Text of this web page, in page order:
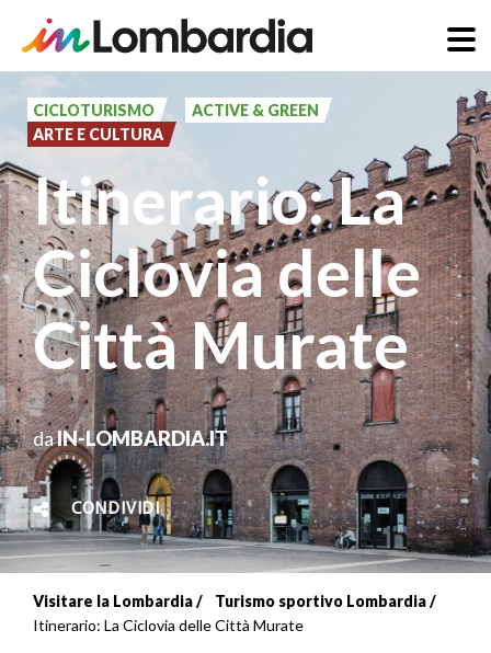
contenuto
principale
CICLOTURISMO
ACTIVE & GREEN
ARTE E CULTURA
Itinerario: La
Ciclovia delle
Città Murate
daIN-LOMBARDIA.IT
CONDIVIDI
Briciole
Visitare la Lombardia
Turismo sportivo Lombardia
Itinerario: La Ciclovia delle Città Murate